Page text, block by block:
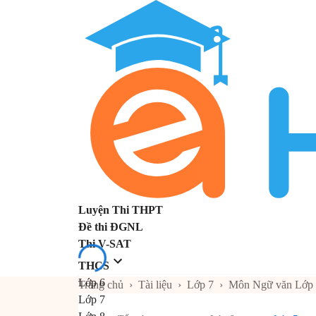
Luyện Thi THPT
Đề thi ĐGNL
Thi V-SAT
THCS
Lớp 6
Lớp 7
Trang chủ › Tài liệu › Lớp 7 › Môn Ngữ văn Lớp